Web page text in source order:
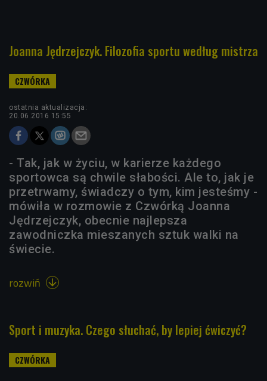
Joanna Jędrzejczyk. Filozofia sportu według mistrza
ostatnia aktualizacja:
20.06.2016 15:55
- Tak, jak w życiu, w karierze każdego
sportowca są chwile słabości. Ale to, jak je
przetrwamy, świadczy o tym, kim jesteśmy -
mówiła w rozmowie z Czwórką Joanna
Jędrzejczyk, obecnie najlepsza
zawodniczka mieszanych sztuk walki na
świecie.
rozwiń 
Sport i muzyka. Czego słuchać, by lepiej ćwiczyć?